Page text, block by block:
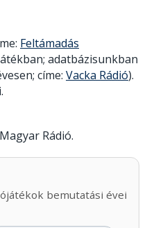
Feltámadás
adatbázisunkban
címe: Vacka Rádió).
Rádió.
bemutatási évei